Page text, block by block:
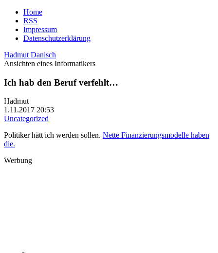
Home
RSS
Impressum
Datenschutzerklärung
Hadmut Danisch
Ansichten eines Informatikers
Ich hab den Beruf verfehlt…
Hadmut
1.11.2017 20:53
Uncategorized
Politiker hätt ich werden sollen. Nette Finanzierungsmodelle haben
die.
Werbung